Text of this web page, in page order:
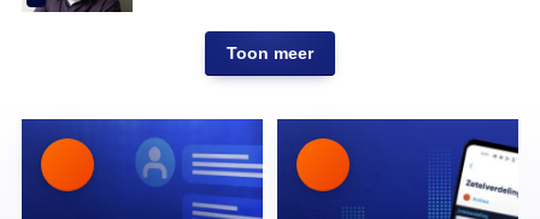
Toon meer